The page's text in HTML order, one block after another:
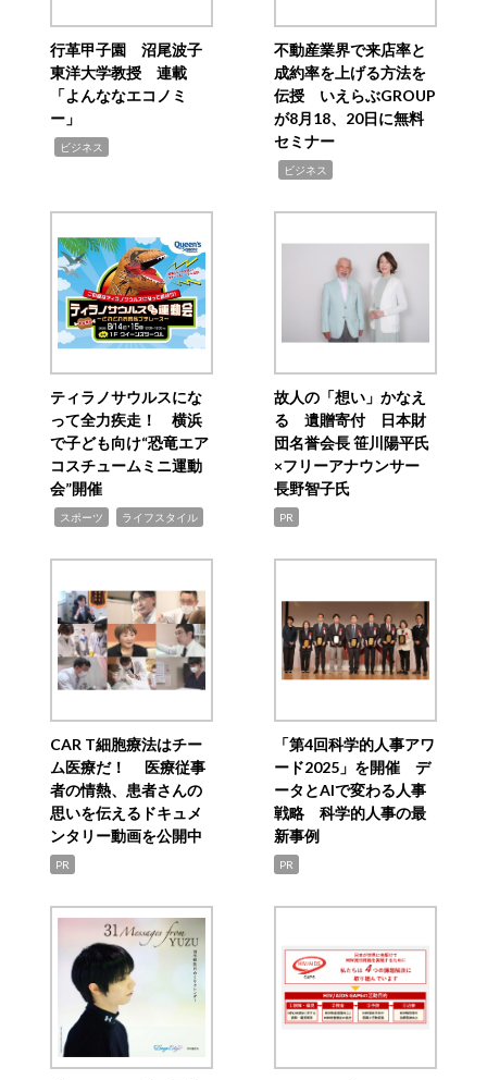
行革甲子園 沼尾波子
東洋大学教授 連載
「よんななエコノミ
ー」
ビジネス
不動産業界で来店率と
成約率を上げる方法を
伝授 いえらぶGROUP
が8月18、20日に無料
セミナー
ビジネス
ティラノサウルスにな
って全力疾走！ 横浜
で子ども向け“恐竜エア
コスチュームミニ運動
会”開催
スポーツ ライフスタイル
故人の「想い」かなえ
る 遺贈寄付 日本財
団名誉会長 笹川陽平氏
×フリーアナウンサー
長野智子氏
PR
CAR T細胞療法はチー
ム医療だ！ 医療従事
者の情熱、患者さんの
思いを伝えるドキュメ
ンタリー動画を公開中
PR
「第4回科学的人事アワ
ード2025」を開催 デ
ータとAIで変わる人事
戦略 科学的人事の最
新事例
PR